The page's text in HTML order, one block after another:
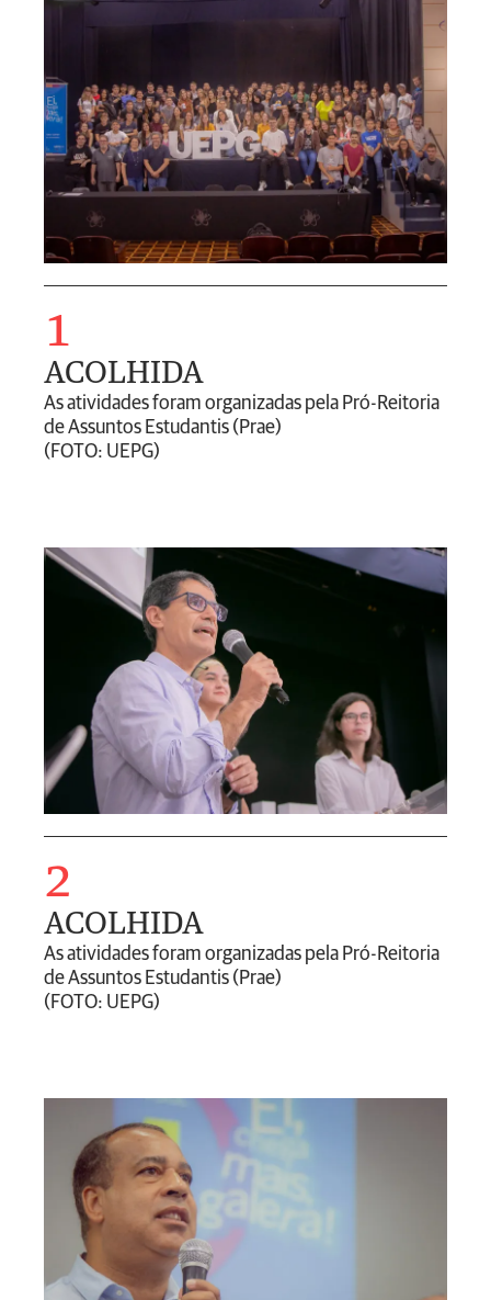
1
ACOLHIDA
As atividades foram organizadas pela Pró-Reitoria
de Assuntos Estudantis (Prae)
(FOTO: UEPG)
2
ACOLHIDA
As atividades foram organizadas pela Pró-Reitoria
de Assuntos Estudantis (Prae)
(FOTO: UEPG)